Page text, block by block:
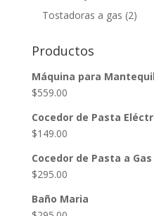
Tostadoras a gas (2)
Productos
Máquina para
$559.00
Cocedor de Pasta
$149.00
Cocedor de Pasta a Gas
$295.00
Baño Maria